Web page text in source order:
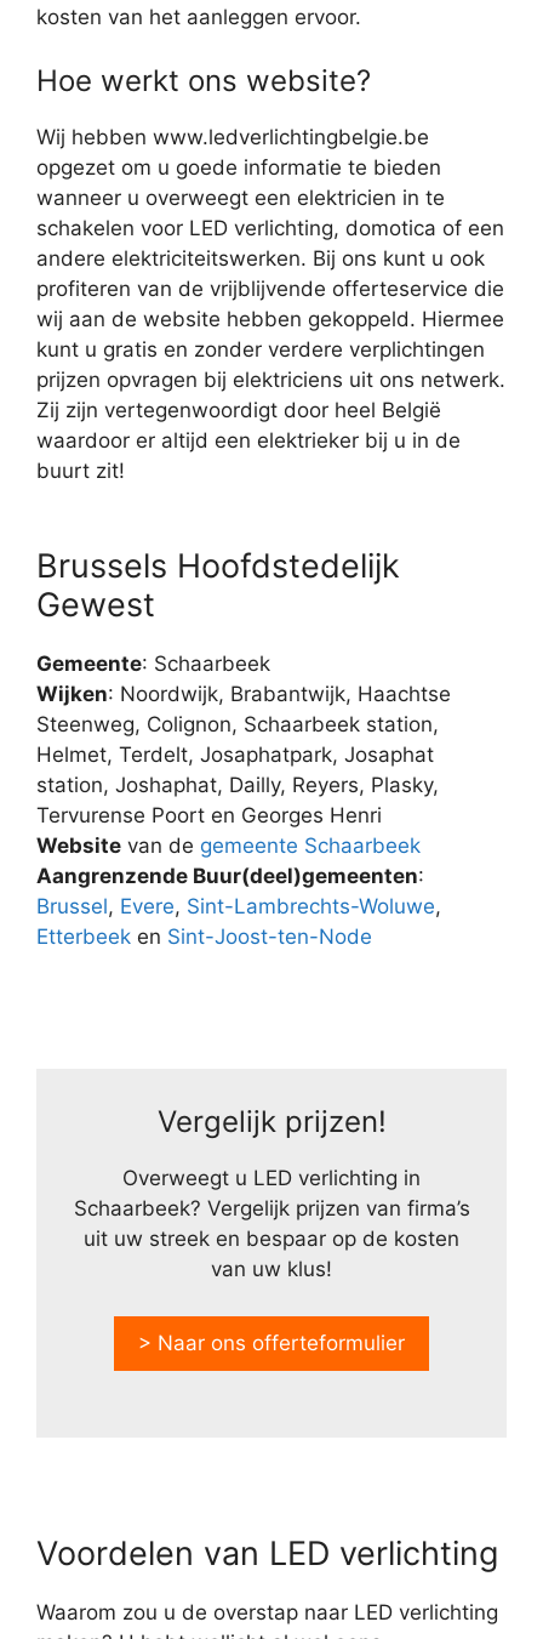
kosten van het aanleggen ervoor.
Hoe werkt ons website?
Wij hebben www.ledverlichtingbelgie.be
opgezet om u goede informatie te bieden
wanneer u overweegt een elektricien in te
schakelen voor LED verlichting, domotica of een
andere elektriciteitswerken. Bij ons kunt u ook
profiteren van de vrijblijvende offerteservice die
wij aan de website hebben gekoppeld. Hiermee
kunt u gratis en zonder verdere verplichtingen
prijzen opvragen bij elektriciens uit ons netwerk.
Zij zijn vertegenwoordigt door heel België
waardoor er altijd een elektrieker bij u in de
buurt zit!
Brussels Hoofdstedelijk
Gewest
Gemeente: Schaarbeek
Wijken: Noordwijk, Brabantwijk, Haachtse
Steenweg, Colignon, Schaarbeek station,
Helmet, Terdelt, Josaphatpark, Josaphat
station, Joshaphat, Dailly, Reyers, Plasky,
Tervurense Poort en Georges Henri
Website van de gemeente Schaarbeek
Aangrenzende Buur(deel)gemeenten:
Brussel, Evere, Sint-Lambrechts-Woluwe,
Etterbeek en Sint-Joost-ten-Node
Vergelijk prijzen!
Overweegt u LED verlichting in
Schaarbeek? Vergelijk prijzen van firma’s
uit uw streek en bespaar op de kosten
van uw klus!
> Naar ons offerteformulier
Voordelen van LED verlichting
Waarom zou u de overstap naar LED verlichting